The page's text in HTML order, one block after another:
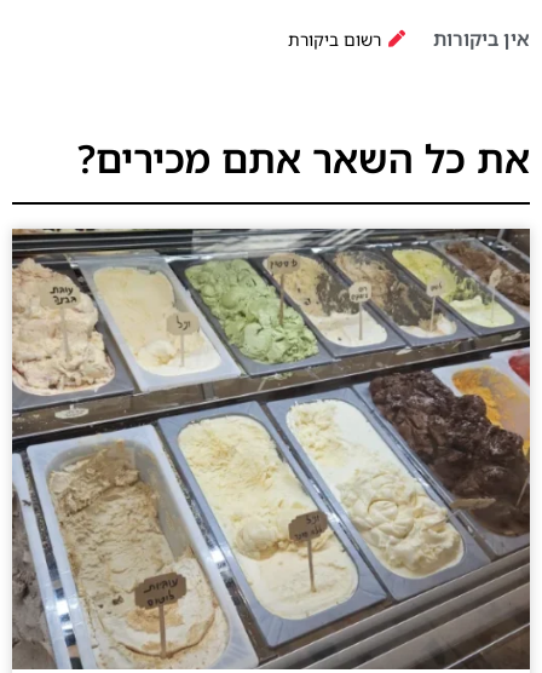
אין ביקורות רשום ביקורת
את כל השאר אתם מכירים?